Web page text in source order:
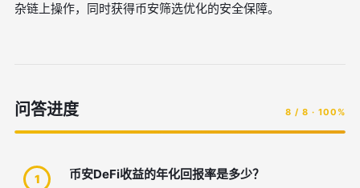
杂链上操作，同时获得币安筛选优化的安全保障。
问答进度 8 / 8 · 100%
1 币安DeFi收益的年化回报率是多少？